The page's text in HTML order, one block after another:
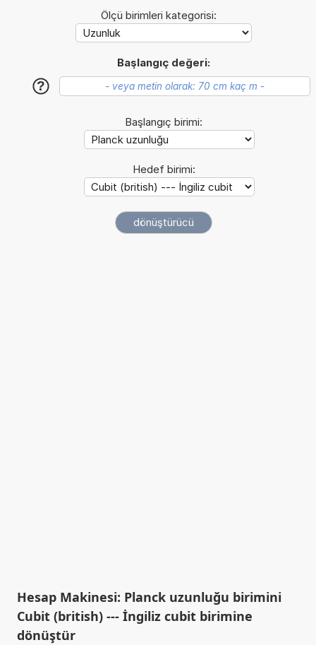
Ölçü birimleri kategorisi:
Başlangıç değeri:
?
Başlangıç birimi:
Hedef birimi:
Hesap Makinesi: Planck uzunluğu birimini
Cubit (british) --- İngiliz cubit birimine
dönüştür